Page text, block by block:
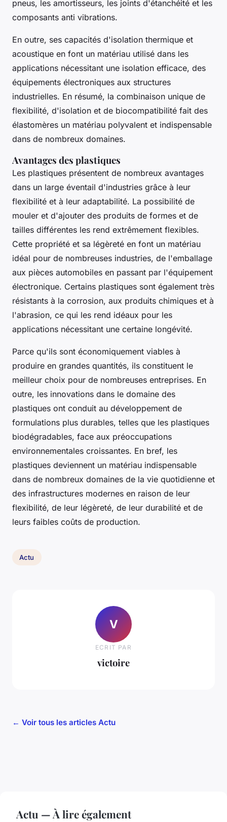
pneus, les amortisseurs, les joints d'étanchéité et les
composants anti vibrations.
En outre, ses capacités d'isolation thermique et
acoustique en font un matériau utilisé dans les
applications nécessitant une isolation efficace, des
équipements électroniques aux structures
industrielles. En résumé, la combinaison unique de
flexibilité, d'isolation et de biocompatibilité fait des
élastomères un matériau polyvalent et indispensable
dans de nombreux domaines.
Avantages des plastiques
Les plastiques présentent de nombreux avantages
dans un large éventail d'industries grâce à leur
flexibilité et à leur adaptabilité. La possibilité de
mouler et d'ajouter des produits de formes et de
tailles différentes les rend extrêmement flexibles.
Cette propriété et sa légèreté en font un matériau
idéal pour de nombreuses industries, de l'emballage
aux pièces automobiles en passant par l'équipement
électronique. Certains plastiques sont également très
résistants à la corrosion, aux produits chimiques et à
l'abrasion, ce qui les rend idéaux pour les
applications nécessitant une certaine longévité.
Parce qu'ils sont économiquement viables à
produire en grandes quantités, ils constituent le
meilleur choix pour de nombreuses entreprises. En
outre, les innovations dans le domaine des
plastiques ont conduit au développement de
formulations plus durables, telles que les plastiques
biodégradables, face aux préoccupations
environnementales croissantes. En bref, les
plastiques deviennent un matériau indispensable
dans de nombreux domaines de la vie quotidienne et
des infrastructures modernes en raison de leur
flexibilité, de leur légèreté, de leur durabilité et de
leurs faibles coûts de production.
Actu
V
ECRIT PAR
victoire
← Voir tous les articles Actu
Actu — À lire également